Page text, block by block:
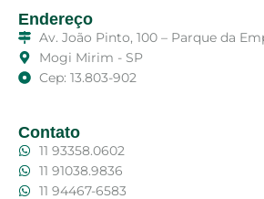
Endereço
Av. João Pinto, 100 – Parque da
Mogi Mirim - SP
Cep: 13.803-902
Contato
11 93358.0602
11 91038.9836
11 94467-6583